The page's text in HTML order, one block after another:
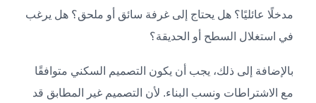
مدخلًا عائليًا؟ هل يحتاج إلى غرفة سائق أو ملحق؟ هل يرغب
في استغلال السطح أو الحديقة؟
بالإضافة إلى ذلك، يجب أن يكون التصميم السكني متوافقًا
مع الاشتراطات ونسب البناء. لأن التصميم غير المطابق قد